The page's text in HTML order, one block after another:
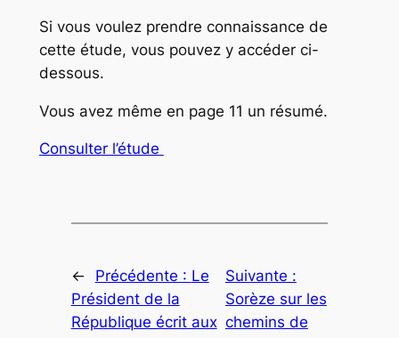
Si vous voulez prendre connaissance de
cette étude, vous pouvez y accéder ci-
dessous.
Vous avez même en page 11 un résumé.
Consulter l’étude
← Précédente : Le
Président de la
République écrit aux
Suivante :
Sorèze sur les
chemins de